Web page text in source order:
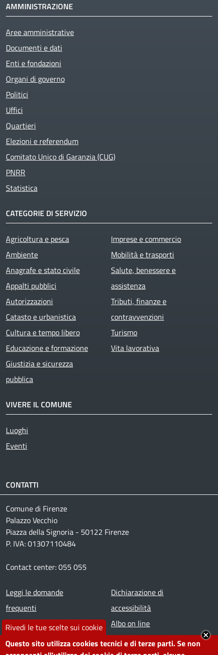
Rivedi le tue scelte sui cookie
Questo sito utilizza cookies tecnici e di terze parti. Se non
AMMINISTRAZIONE
Aree amministrative
Documenti e dati
Enti e fondazioni
Organi di governo
Politici
Uffici
Quartieri
Elezioni e referendum
Comitato Unico di Garanzia (CUG)
PNRR
Statistica
CATEGORIE DI SERVIZIO
Agricoltura e pesca
Ambiente
Anagrafe e stato civile
Appalti pubblici
Autorizzazioni
Catasto e urbanistica
Cultura e tempo libero
Educazione e formazione
Giustizia e sicurezza
pubblica
Imprese e commercio
Mobilità e trasporti
Salute, benessere e
assistenza
Tributi, finanze e
contravvenzioni
Turismo
Vita lavorativa
VIVERE IL COMUNE
Luoghi
Eventi
CONTATTI
Comune di Firenze
Palazzo Vecchio
Piazza della Signoria - 50122 Firenze
P. IVA: 01307110484
Contact center: 055 055
Footer menu
Leggi le domande
frequenti
Prenota appuntamento
Segnala disservizio
Dichiarazione di
accessibilità
Albo on line
Redazione web